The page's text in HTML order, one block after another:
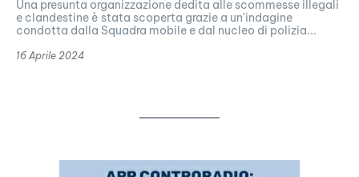
Una presunta organizzazione dedita alle scommesse illegali
e clandestine è stata scoperta grazie a un'indagine
condotta dalla Squadra mobile e dal nucleo di polizia...
16 Aprile 2024